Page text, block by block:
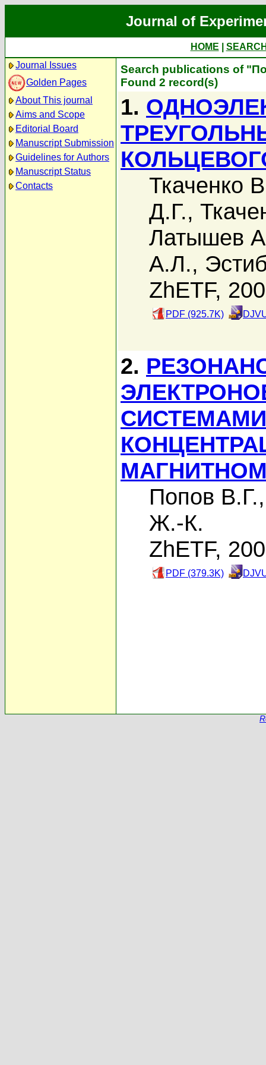
Journal of
HOME
Journal Issues
Golden Pages
About This journal
Aims and Scope
Editorial Board
Manuscript Submission
Guidelines for Authors
Manuscript Status
Contacts
Search publications of
Found 2 record(s)
1.
Ткаченко
Д.Г.,
Латышев
А.Л.,
ZhETF,
PDF (925.7K)
2.
Попов В.Г.
Ж.-К.
ZhETF,
PDF (379.3K)